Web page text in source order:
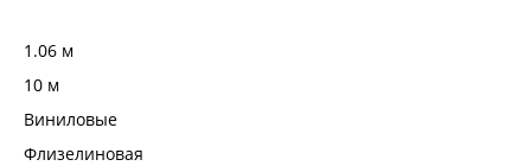
1.06 м
10 м
Виниловые
Флизелиновая